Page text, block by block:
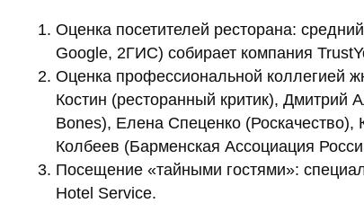
Оценка посетителей ресторана:
Google, 2ГИС) собирает компания
Оценка профессиональной коллегией
Костин (ресторанный критик), Дмитрий
Bones), Елена Спеценко
Колбеев (Барменская Ассоциация
Посещение «тайными гостями»:
Hotel Service.